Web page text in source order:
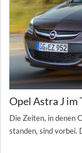
Opel Astra J im
Die Zeiten, in denen
standen, sind vorbei.